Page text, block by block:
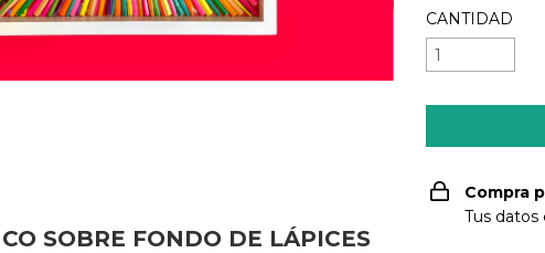
SOBRE FONDO DE LÁPICES
CANTIDAD
Compra
Tus datos